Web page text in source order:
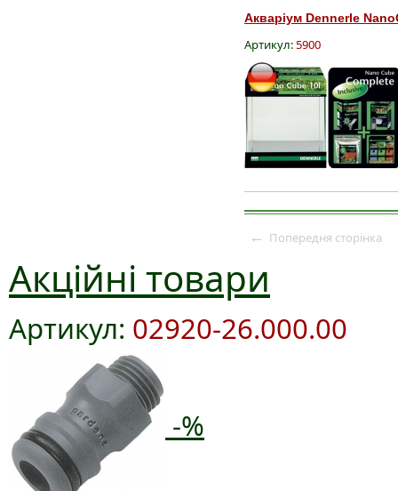
Акваріум Dennerle
Артикул:5900
← Попередня сторінка
Акційні товари
Артикул: 02920-26.000.00
-%